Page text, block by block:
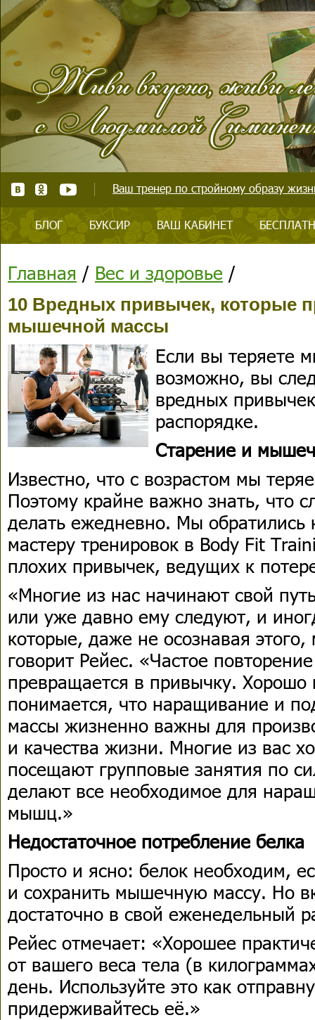
Ваш тренер по стройному образу
БЛОГ БУКСИР ВАШ КАБИНЕТ
Главная / Вес и здоровье /
10 Вредных привычек, которые
мышечной массы
Если вы теряете
возможно, вы
вредных
распорядке.
Старение и
Известно, что с возрастом мы
Поэтому крайне важно знать, что
делать ежедневно. Мы обратились
мастеру тренировок в Body Fit
плохих привычек, ведущих к
«Многие из нас начинают свой
или уже давно ему следуют, и
которые, даже не осознавая этого,
говорит Рейес. «Частое
превращается в привычку. Хорошо
понимается, что наращивание и
массы жизненно важны для
и качества жизни. Многие из вас
посещают групповые занятия по
делают все необходимое для
мышц.»
Недостаточное потребление белка
Просто и ясно: белок необходим,
и сохранить мышечную массу. Но
достаточно в свой еженедельный
Рейес отмечает: «Хорошее
от вашего веса тела (в
день. Используйте это как
придерживайтесь её.»